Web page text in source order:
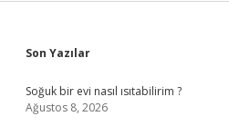
Sidebar
Son Yazılar
Soğuk bir evi nasıl ısıtabilirim ?
Ağustos 8, 2026